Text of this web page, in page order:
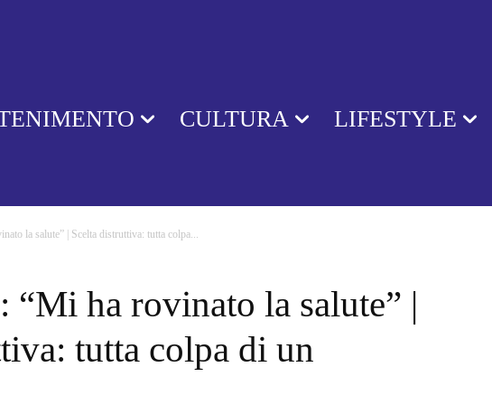
CULTURA LIFESTYLE
la salute” | Scelta distruttiva: tutta colpa...
“Mi ha rovinato la salute” |
tutta colpa di un